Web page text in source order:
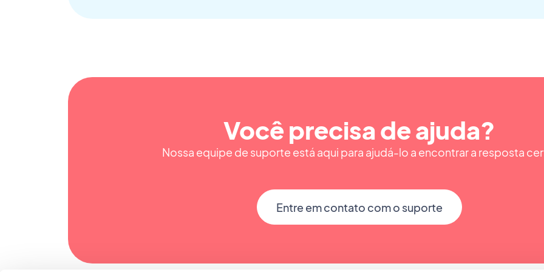
Você precisa de ajuda?
Nossa equipe de suporte está aqui para ajudá-lo a encontrar a resposta
Entre em contato com o suporte